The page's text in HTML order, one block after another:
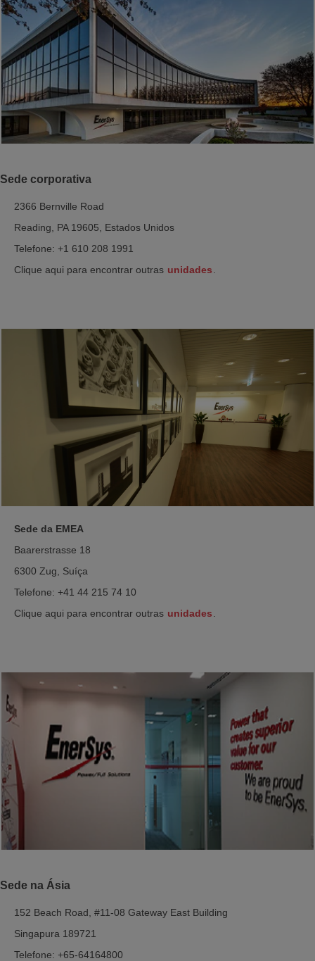
Sede corporativa
2366 Bernville Road
Reading, PA 19605, Estados Unidos
Telefone: +1 610 208 1991
Clique aqui para encontrar outras unidades
Sede da EMEA
Baarerstrasse 18
6300 Zug, Suíça
Telefone: +41 44 215 74 10
Clique aqui para encontrar outras unidades
Sede na Ásia
152 Beach Road, #11-08 Gateway East Building
Singapura 189721
Telefone: +65-64164800